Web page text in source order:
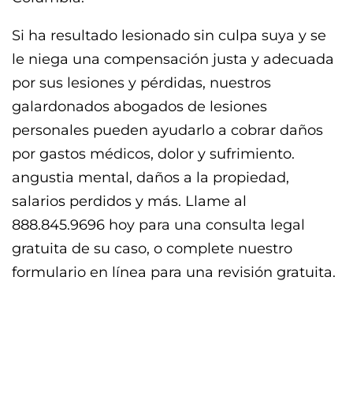
Si ha resultado lesionado sin culpa suya y se
le niega una compensación justa y adecuada
por sus lesiones y pérdidas, nuestros
galardonados abogados de lesiones
personales pueden ayudarlo a cobrar daños
por gastos médicos, dolor y sufrimiento.
angustia mental, daños a la propiedad,
salarios perdidos y más. Llame al
888.845.9696 hoy para una consulta legal
gratuita de su caso, o complete nuestro
formulario en línea para una revisión gratuita.